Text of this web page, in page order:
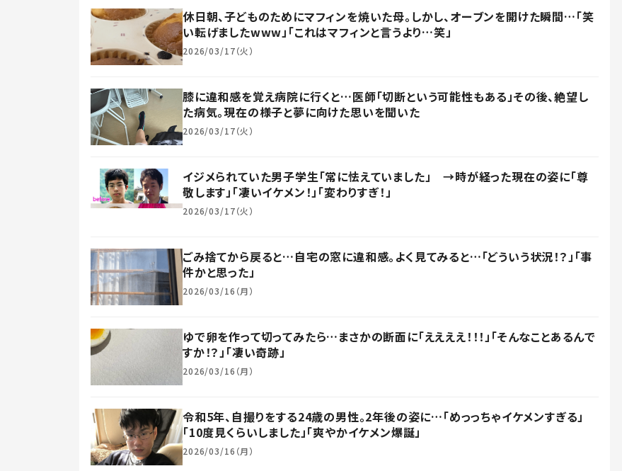
休日朝、子どものためにマフィンを焼いた母。しかし、オーブンを開けた瞬間…「笑
い転げましたwww」「これはマフィンと言うより…笑」
2026/03/17（火）
膝に違和感を覚え病院に行くと…医師「切断という可能性もある」その後、絶望し
た病気。現在の様子と夢に向けた思いを聞いた
2026/03/17（火）
イジメられていた男子学生「常に怯えていました」 →時が経った現在の姿に「尊
敬します」「凄いイケメン！」「変わりすぎ！」
2026/03/17（火）
ごみ捨てから戻ると…自宅の窓に違和感。よく見てみると…「どういう状況！？」「事
件かと思った」
2026/03/16（月）
ゆで卵を作って切ってみたら…まさかの断面に「ええええ！！！」「そんなことあるんで
すか！？」「凄い奇跡」
2026/03/16（月）
令和5年、自撮りをする24歳の男性。2年後の姿に…「めっっちゃイケメンすぎる」
「10度見くらいしました」「爽やかイケメン爆誕」
2026/03/16（月）